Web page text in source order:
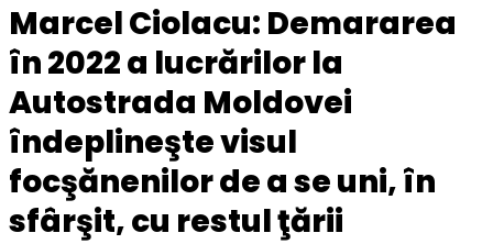
Marcel Ciolacu: Demararea
în 2022 a lucrărilor la
Autostrada Moldovei
îndeplineşte visul
focşănenilor de a se uni, în
sfârşit, cu restul ţării